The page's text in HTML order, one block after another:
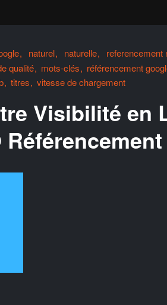
naturel naturelle
referencement
qualité mots-clés référencement
titres vitesse de chargement
Visibilité en